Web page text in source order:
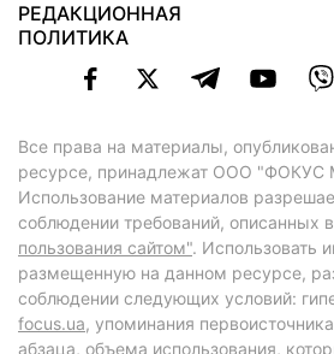
РЕДАКЦИОННАЯ
ПОЛИТИКА
Все права на материалы,
ресурсе, принадлежат ООО "ФОКУС
Использование материалов
соблюдении требований, описанных в
пользования сайтом". Использовать
размещенную на данном ресурсе,
соблюдении следующих условий:
focus.ua, упоминания
абзаца, объема использования,